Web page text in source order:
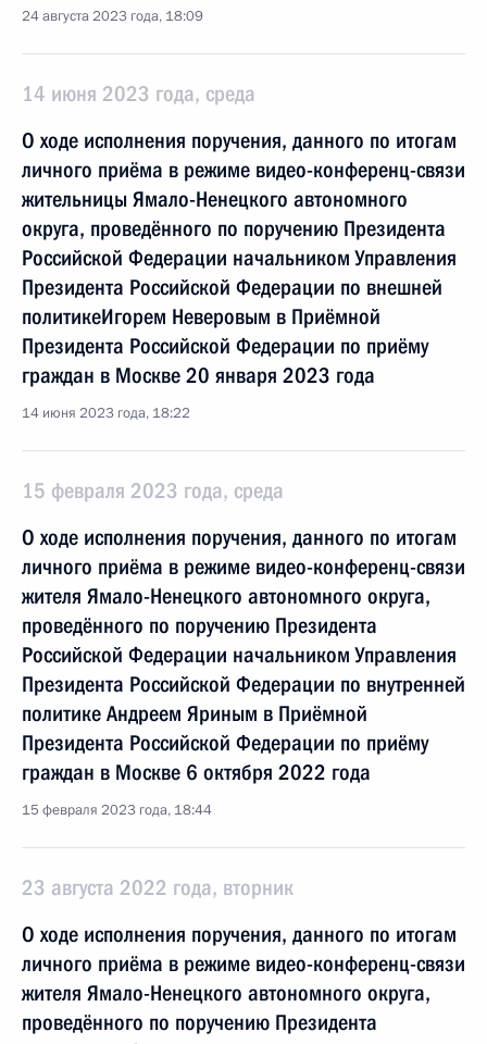
24 августа 2023 года, 18:09
14 июня 2023 года, среда
О ходе исполнения поручения, данного по итогам
личного приёма в режиме видео-конференц-связи
жительницы Ямало-Ненецкого автономного
округа, проведённого по поручению Президента
Российской Федерации начальником Управления
Президента Российской Федерации по внешней
политикеИгорем Неверовым в Приёмной
Президента Российской Федерации по приёму
граждан в Москве 20 января 2023 года
14 июня 2023 года, 18:22
15 февраля 2023 года, среда
О ходе исполнения поручения, данного по итогам
личного приёма в режиме видео-конференц-связи
жителя Ямало-Ненецкого автономного округа,
проведённого по поручению Президента
Российской Федерации начальником Управления
Президента Российской Федерации по внутренней
политике Андреем Яриным в Приёмной
Президента Российской Федерации по приёму
граждан в Москве 6 октября 2022 года
15 февраля 2023 года, 18:44
23 августа 2022 года, вторник
О ходе исполнения поручения, данного по итогам
личного приёма в режиме видео-конференц-связи
жителя Ямало-Ненецкого автономного округа,
проведённого по поручению Президента